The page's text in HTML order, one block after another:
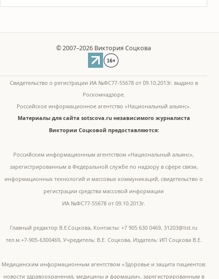
© 2007–2026 Виктория Соцкова
Свидетельство о регистрации ИА №ФС77-55678 от 09.10.2013г. выдано в
Роскомнадзоре.
Российское информационное агентство «Национальный альянс».
Материалы для сайта sotscova.ru независимого журналиста
Виктории Соцковой предоставляются:
Российским информационным агентством «Национальный альянс»,
зарегистрированным в Федеральной службе по надзору в сфере связи,
информационных технологий и массовых коммуникаций, свидетельство о
регистрации средства массовой информации
ИА №ФС77-55678 от 09.10.2013г.
Главный редактор В.Е.Соцкова, Контакты: +7 905 630 0469, 31203@list.ru
тел.м.+7-905-6300469, Учредитель: В.Е. Соцкова, Издатель: ИП Соцкова В.Е.
Медицинским информационным агентством «Здоровье и защита пациентов:
новости здравоохранения, медицины и фармации», зарегистрированным в